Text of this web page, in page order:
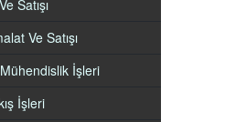
Satışı
Ve Satışı
İşleri
İşleri